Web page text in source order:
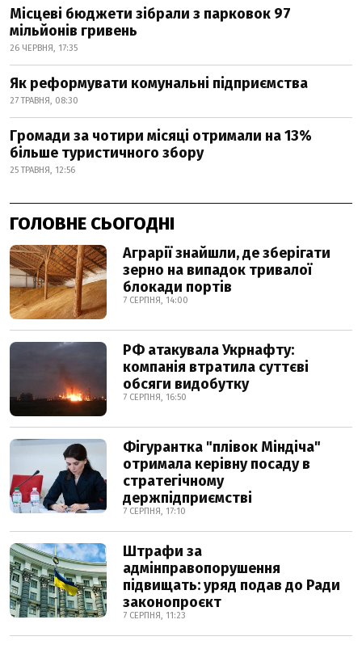
Місцеві бюджети зібрали з парковок 97
мільйонів гривень
26 ЧЕРВНЯ, 17:35
Як реформувати комунальні підприємства
27 ТРАВНЯ, 08:30
Громади за чотири місяці отримали на 13%
більше туристичного збору
25 ТРАВНЯ, 12:56
ГОЛОВНЕ СЬОГОДНІ
Аграрії знайшли, де зберігати
зерно на випадок тривалої
блокади портів
7 СЕРПНЯ, 14:00
РФ атакувала Укрнафту:
компанія втратила суттєві
обсяги видобутку
7 СЕРПНЯ, 16:50
Фігурантка "плівок Міндіча"
отримала керівну посаду в
стратегічному
держпідприємстві
7 СЕРПНЯ, 17:10
Штрафи за
адмінправопорушення
підвищать: уряд подав до Ради
законопроєкт
7 СЕРПНЯ, 11:23